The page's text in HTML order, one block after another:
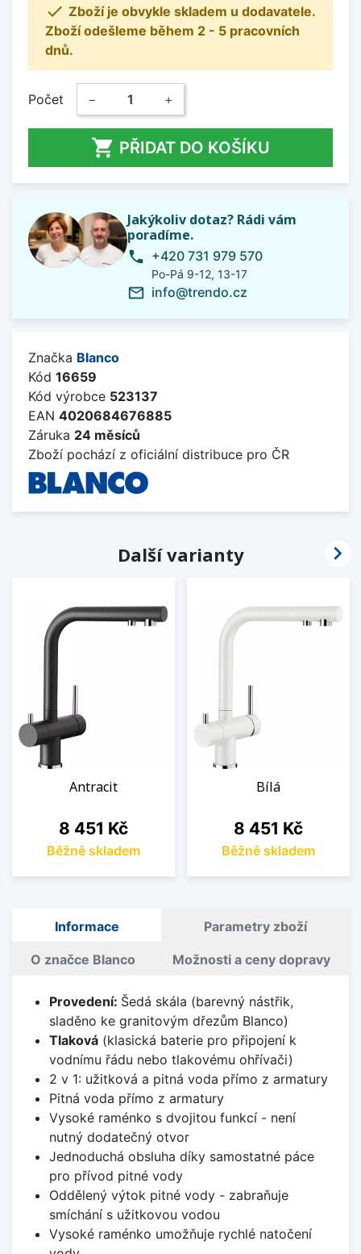
 Zboží je obvykle skladem u dodavatele.
Zboží odešleme během 2 - 5 pracovních
dnů.
Počet − +
 PŘIDAT DO KOŠÍKU
Jakýkoliv dotaz? Rádi vám
poradíme.
phone +420 731 979 570
Po-Pá 9-12, 13-17
mail_outline info@trendo.cz
Značka Blanco
Kód 16659
Kód výrobce 523137
EAN 4020684676885
Záruka 24 měsíců
Zboží pochází z oficiální distribuce pro ČR
Další varianty
Antracit
Cena
8 451 Kč
Běžně skladem
Bílá
Cena
8 451 Kč
Běžně skladem

Informace Parametry zboží
O značce Blanco Možnosti a ceny dopravy
Provedení: Šedá skála (barevný nástřik,
sladěno ke granitovým dřezům Blanco)
Tlaková(klasická baterie pro připojení k
vodnímu řádu nebo tlakovému ohřívači)
2 v 1: užitková a pitná voda přímo z armatury
Pitná voda přímo z armatury
Vysoké raménko s dvojitou funkcí - není
nutný dodatečný otvor
Jednoduchá obsluha díky samostatné páce
pro přívod pitné vody
Oddělený výtok pitné vody - zabraňuje
smíchání s užitkovou vodou
Vysoké raménko umožňuje rychlé natočení